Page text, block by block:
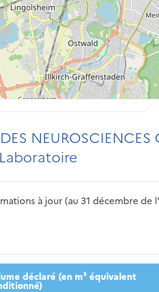
NEUROSCIENCES
à jour (au 31 décembre de
2016 2017
déclaré (en m³ équivalent